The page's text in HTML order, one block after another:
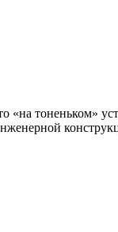
«на тоненьком»